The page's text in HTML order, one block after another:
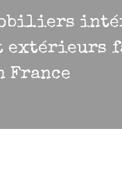
extérieurs
France